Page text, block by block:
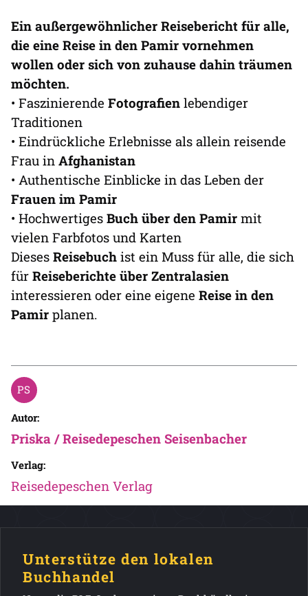
Ein außergewöhnlicher Reisebericht für alle,
die eine Reise in den Pamir vornehmen
wollen oder sich von zuhause dahin träumen
möchten.
• Faszinierende Fotografien lebendiger
Traditionen
• Eindrückliche Erlebnisse als allein reisende
Frau in Afghanistan
• Authentische Einblicke in das Leben der
Frauen im Pamir
• Hochwertiges Buch über den Pamir mit
vielen Farbfotos und Karten
Dieses Reisebuch ist ein Muss für alle, die sich
für Reiseberichte über Zentralasien
interessieren oder eine eigene Reise in den
Pamir planen.
Autor:
Priska / Reisedepeschen Seisenbacher
Verlag:
Reisedepeschen Verlag
Unterstütze den lokalen
Buchhandel